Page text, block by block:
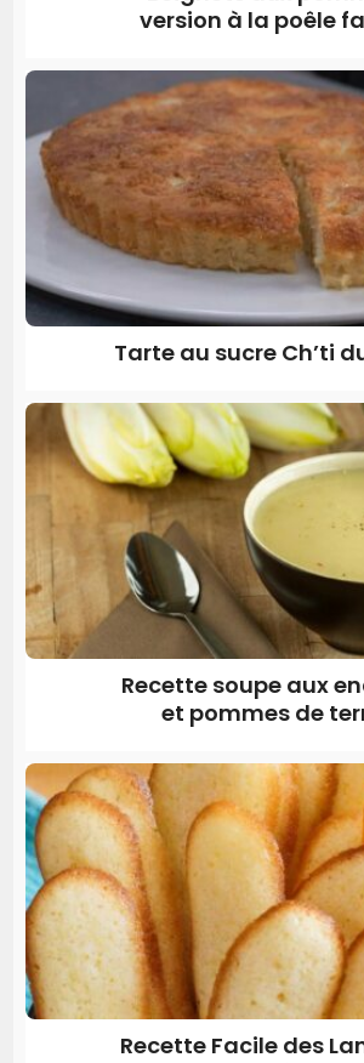
version à la poêle
Tarte au sucre Ch’ti
Recette soupe aux
et pommes de
Recette Facile des